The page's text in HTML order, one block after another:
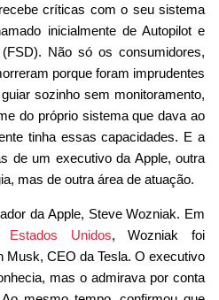
críticas com o seu sistema
inicialmente de Autopilot e
Não só os consumidores,
porque foram imprudentes
sozinho sem monitoramento,
do próprio sistema que dava ao
tinha essas capacidades. E a
de um executivo da Apple, outra
mas de outra área de atuação.
da Apple, Steve Wozniak. Em
Unidos, Wozniak foi
Musk, CEO da Tesla. O executivo
mas o admirava por conta